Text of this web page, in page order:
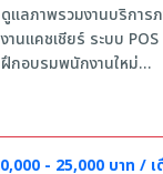
แลภาพรวมงานบริการ
านแคชเชียร์ ระบบ
กอบรมพนักงานใหม่
สมบัติด้านความรู้และค
ประสบการณ์ในตำแหน่
- 25,000 บาท / เ